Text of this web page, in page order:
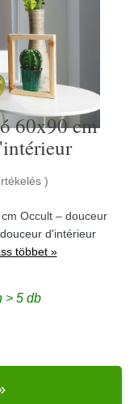
60x90 cm
)
Occult – douceur
douceur d'intérieur
többet »
> 5 db